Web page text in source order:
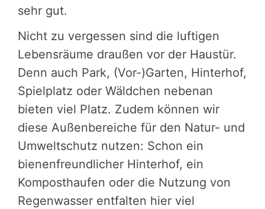
sehr gut.
Nicht zu vergessen sind die luftigen
Lebensräume draußen vor der Haustür.
Denn auch Park, (Vor-)Garten, Hinterhof,
Spielplatz oder Wäldchen nebenan
bieten viel Platz. Zudem können wir
diese Außenbereiche für den Natur- und
Umweltschutz nutzen: Schon ein
bienenfreundlicher Hinterhof, ein
Komposthaufen oder die Nutzung von
Regenwasser entfalten hier viel